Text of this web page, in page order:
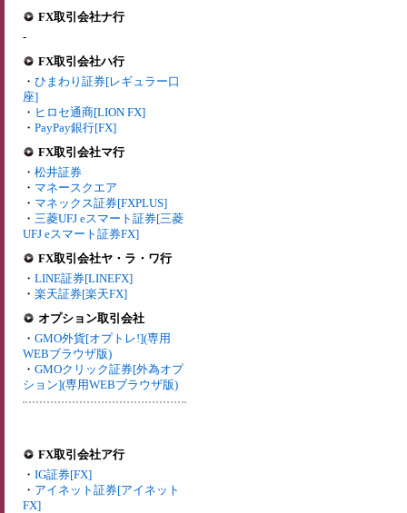
FX取引会社ナ行
-
FX取引会社ハ行
・ ひまわり証券[レギュラー口
座]
・ ヒロセ通商[LION FX]
・ PayPay銀行[FX]
FX取引会社マ行
・ 松井証券
・ マネースクエア
・ マネックス証券[FXPLUS]
・ 三菱UFJ eスマート証券[三菱
UFJ eスマート証券FX]
FX取引会社ヤ・ラ・ワ行
・ LINE証券[LINEFX]
・ 楽天証券[楽天FX]
オプション取引会社
・ GMO外貨[オプトレ!](専用
WEBブラウザ版)
・ GMOクリック証券[外為オプ
ション](専用WEBブラウザ版)
FX取引会社ア行
・ IG証券[FX]
・ アイネット証券[アイネット
FX]